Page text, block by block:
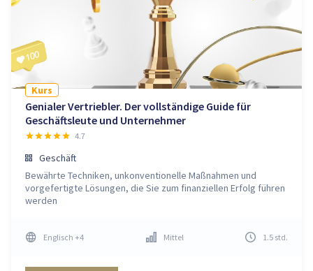
Kurs
Genialer Vertriebler. Der vollständige Guide für
Geschäftsleute und Unternehmer
4.7
Geschäft
Bewährte Techniken, unkonventionelle Maßnahmen und
vorgefertigte Lösungen, die Sie zum finanziellen Erfolg führen
werden
Englisch +4 Mittel 1.5 std.